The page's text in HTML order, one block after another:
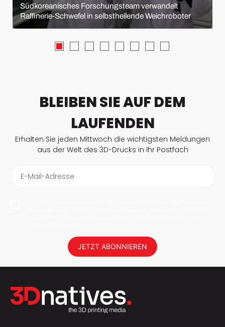
Südkoreanisches Forschungsteam verwandelt
Raffinerie-Schwefel in selbstheilende Weichroboter
BLEIBEN SIE AUF DEM
LAUFENDEN
Erhalten Sie jeden Mittwoch die wichtigsten Meldungen
aus der Welt des 3D-Drucks in Ihr Postfach
E-Mail-Adresse
JETZT ABONNIEREN